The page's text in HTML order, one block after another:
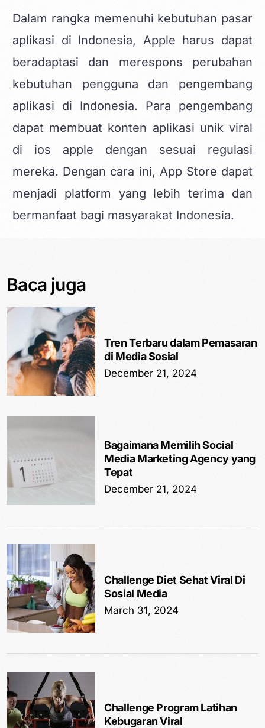
Dalam rangka memenuhi kebutuhan pasar
aplikasi di Indonesia, Apple harus dapat
beradaptasi dan merespons perubahan
kebutuhan pengguna dan pengembang
aplikasi di Indonesia. Para pengembang
dapat membuat konten aplikasi unik viral
di ios apple dengan sesuai regulasi
mereka. Dengan cara ini, App Store dapat
menjadi platform yang lebih terima dan
bermanfaat bagi masyarakat Indonesia.
Baca juga
Tren Terbaru dalam Pemasaran
di Media Sosial
December 21, 2024
Bagaimana Memilih Social
Media Marketing Agency yang
Tepat
December 21, 2024
Challenge Diet Sehat Viral Di
Sosial Media
March 31, 2024
Challenge Program Latihan
Kebugaran Viral